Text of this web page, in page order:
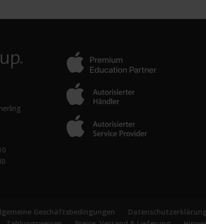
Geschäftsbedingungen